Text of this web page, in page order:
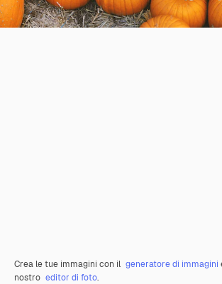
Crea le tue immagini con il generatore di immagini
nostro editor di foto.